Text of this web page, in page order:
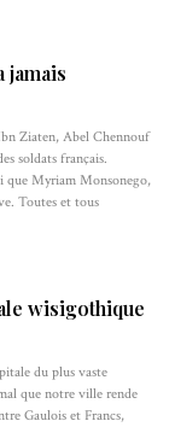
jamais
Ziaten, Abel Chennouf
soldats français.
que Myriam Monsonego,
Toutes et tous
wisigothique
du plus vaste
que notre ville rende
Gaulois et Francs,